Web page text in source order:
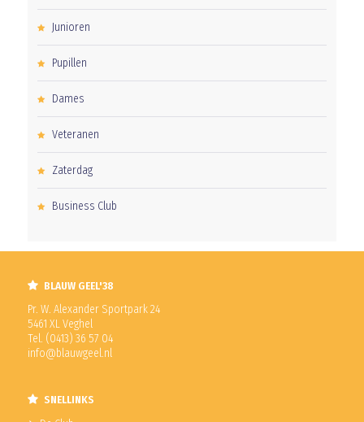
Junioren
Pupillen
Dames
Veteranen
Zaterdag
Business Club
BLAUW GEEL'38
Pr. W. Alexander Sportpark 24
5461 XL Veghel
Tel. (0413) 36 57 04
info@blauwgeel.nl
SNELLINKS